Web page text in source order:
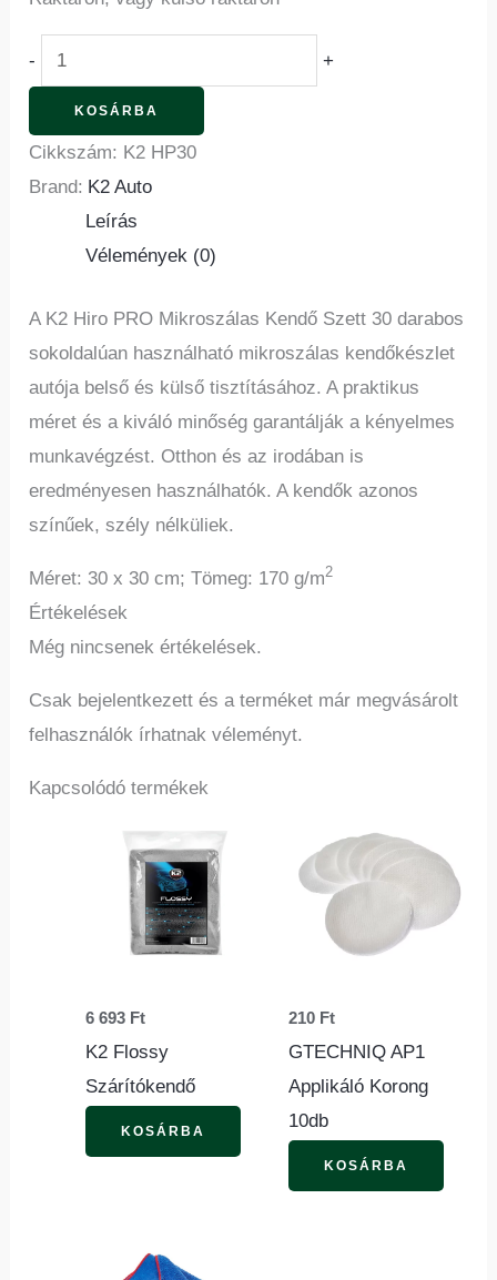
- +
KOSÁRBA
Cikkszám: K2 HP30
Brand: K2 Auto
Leírás
Vélemények (0)
A K2 Hiro PRO Mikroszálas Kendő Szett 30 darabos
sokoldalúan használható mikroszálas kendőkészlet
autója belső és külső tisztításához. A praktikus
méret és a kiváló minőség garantálják a kényelmes
munkavégzést. Otthon és az irodában is
eredményesen használhatók. A kendők azonos
színűek, szély nélküliek.
Méret: 30 x 30 cm; Tömeg: 170 g/m2
Értékelések
Még nincsenek értékelések.
Csak bejelentkezett és a terméket már megvásárolt
felhasználók írhatnak véleményt.
Kapcsolódó termékek
6 693 Ft
K2 Flossy
Szárítókendő
KOSÁRBA
210 Ft
GTECHNIQ AP1
Applikáló Korong
10db
KOSÁRBA